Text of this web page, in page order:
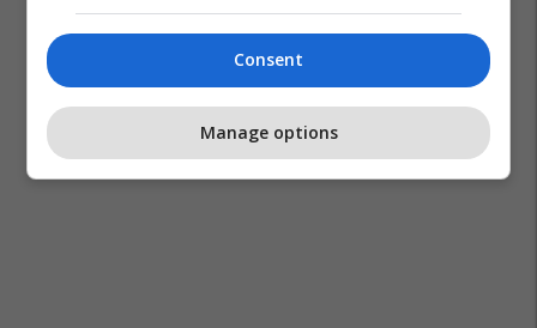
Consent
Manage options